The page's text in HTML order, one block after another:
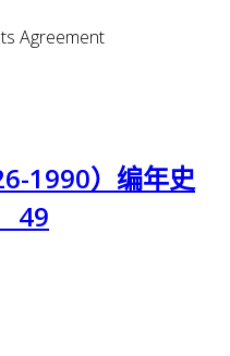
Agreement
1990）编年史
49